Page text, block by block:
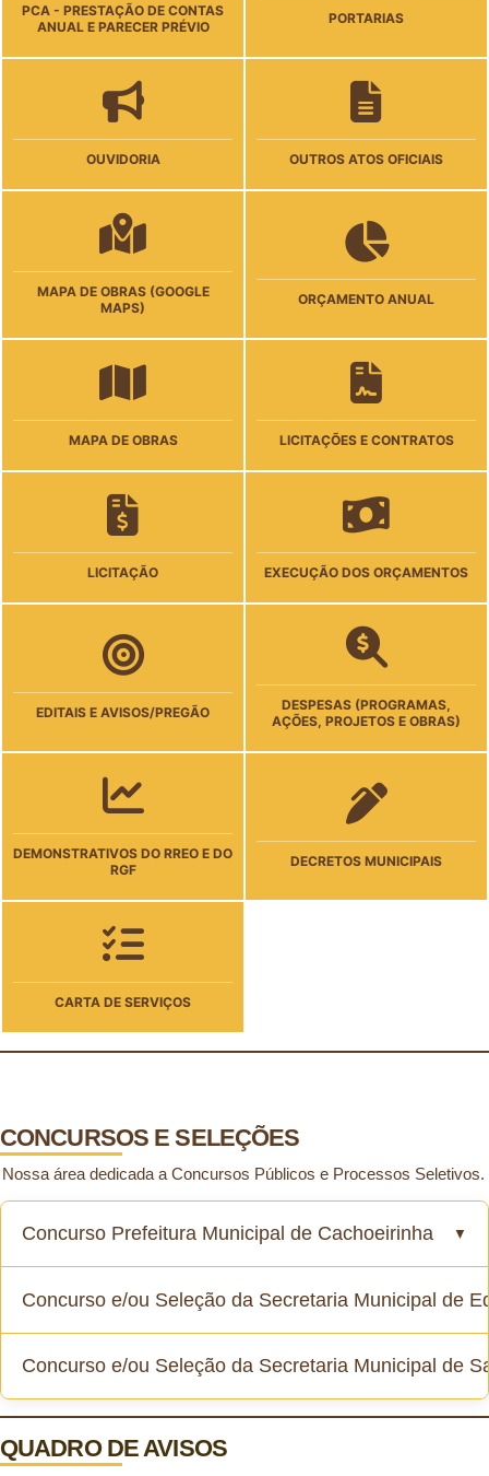
PCA - PRESTAÇÃO DE CONTAS
ANUAL E PARECER PRÉVIO
PORTARIAS
OUVIDORIA OUTROS ATOS OFICIAIS
MAPA DE OBRAS (GOOGLE
MAPS)
ORÇAMENTO ANUAL
MAPA DE OBRAS LICITAÇÕES E CONTRATOS
LICITAÇÃO EXECUÇÃO DOS ORÇAMENTOS
EDITAIS E AVISOS/PREGÃO
DESPESAS (PROGRAMAS,
AÇÕES, PROJETOS E OBRAS)
DEMONSTRATIVOS DO RREO E DO
RGF
DECRETOS MUNICIPAIS
CARTA DE SERVIÇOS
CONCURSOS E SELEÇÕES
Nossa área dedicada a Concursos Públicos e Processos Seletivos.
Concurso Prefeitura Municipal de Cachoeirinha
Concurso Público 2022
Concurso Público 2014
Concurso e/ou Seleção da Secretaria Municipal de
Seleção Simplificada Função de Diretor Escolar e Diretor
Adjunto Escolar 2025
Programa Brasil Alfabetizado 2025
Concurso e/ou Seleção da Secretaria Municipal de
Seleção Simplificada Saúde 2022
QUADRO DE AVISOS